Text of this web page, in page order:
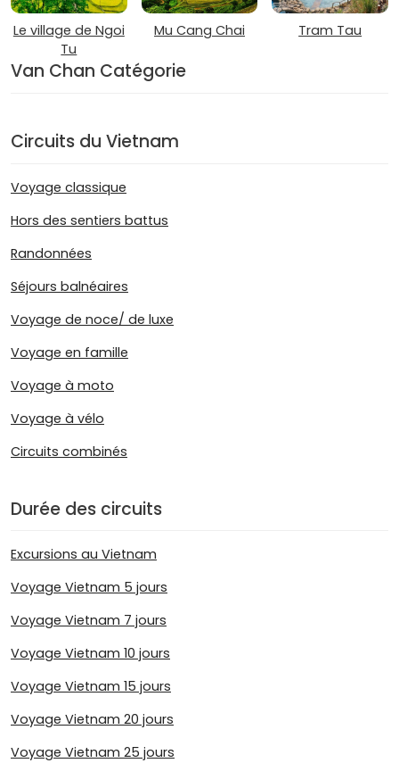
Le village de Ngoi
Tu
Mu Cang Chai Tram Tau
Van Chan Catégorie
Circuits du Vietnam
Voyage classique
Hors des sentiers battus
Randonnées
Séjours balnéaires
Voyage de noce/ de luxe
Voyage en famille
Voyage à moto
Voyage à vélo
Circuits combinés
Durée des circuits
Excursions au Vietnam
Voyage Vietnam 5 jours
Voyage Vietnam 7 jours
Voyage Vietnam 10 jours
Voyage Vietnam 15 jours
Voyage Vietnam 20 jours
Voyage Vietnam 25 jours